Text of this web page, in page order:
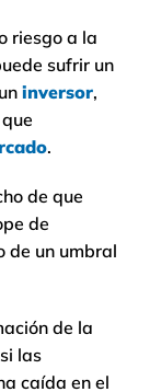
riesgo a la
sufrir un
inversor,
.
de que
de
de un umbral
de la
las
caída en el